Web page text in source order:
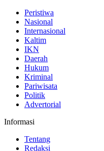
Peristiwa
Nasional
Internasional
Kaltim
IKN
Daerah
Hukum
Kriminal
Pariwisata
Politik
Advertorial
Informasi
Tentang
Redaksi